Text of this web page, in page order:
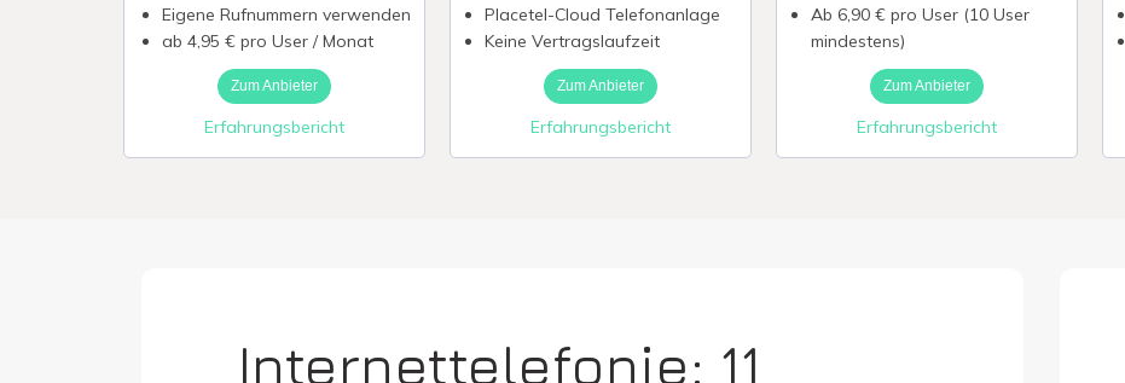
Eigene Rufnummern verwenden
ab 4,95 € pro User / Monat
Zum Anbieter
Erfahrungsbericht
Placetel-Cloud Telefonanlage
Keine Vertragslaufzeit
Zum Anbieter
Erfahrungsbericht
Ab 6,90 € pro User (10 User
mindestens)
Zum Anbieter
Erfahrungsbericht
Internettelefonie: 11